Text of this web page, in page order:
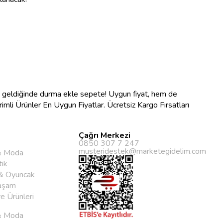
geldiğinde durma ekle sepete! Uygun fiyat, hem de
Ürünler En Uygun Fiyatlar. Ücretsiz Kargo Fırsatları
Moda
Oyuncak
Ürünleri
Moda
Çağrı Merkezi
0850 307 7 247
musteridestek@marketegidelim.com